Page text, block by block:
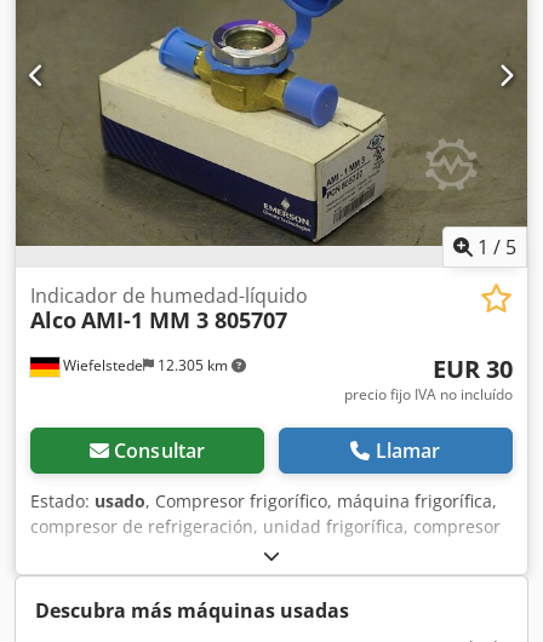
1 / 5
Wiefelstede 12.305 km
Indicador de humedad-líquido
AlcoAMI-1 MM 3 805707
EUR 30
precio fijo IVA no incluído
Consultar Llamar
Estado: usado, Compresor frigorífico, máquina frigorífica,
compresor de refrigeración, unidad frigorífica, compresor
de refrigeración, compresor, carcasa del filtro secador,
válvula de cierre, válvula de cierre de esfera, interruptor
de temperatura, termostato, válvula de expansión, válvula
termoexpansiva, tubo indicador. Dodpfx Ajfylczodieck -
Descubra más máquinas usadas